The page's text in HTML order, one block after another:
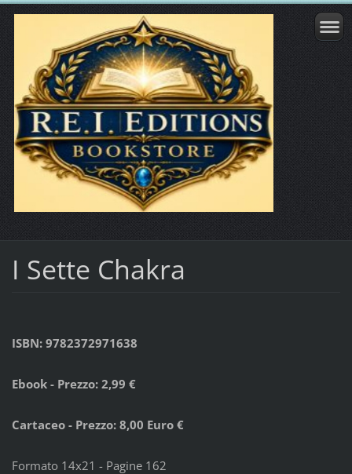
I Sette Chakra
ISBN: 9782372971638
Ebook - Prezzo: 2,99 €
Cartaceo - Prezzo: 8,00 Euro €
Formato 14x21 - Pagine 162